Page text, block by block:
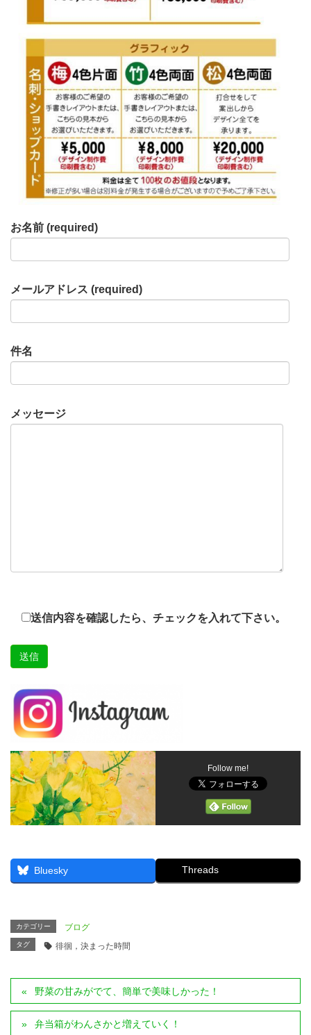
お名前 (required)
メールアドレス (required)
件名
メッセージ
送信内容を確認したら、チェックを入れて下さい。
Follow me!
Bluesky Threads
カテゴリー ブログ
タグ 徘徊，決まった時間
野菜の甘みがでて、簡単で美味しかった！
弁当箱がわんさかと増えていく！